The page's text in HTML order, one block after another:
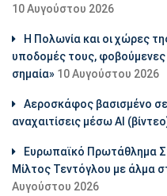
10 Αυγούστου 2026
Η Πολωνία και οι χώρες
υποδομές τους,
σημαία» 10 Αυγούστου 2026
Αεροσκάφος βασισμένο
αναχαιτίσεις μέσω ΑΙ
Ευρωπαϊκό Πρωτάθλημα
Μίλτος Τεντόγλου με άλμα
Αυγούστου 2026